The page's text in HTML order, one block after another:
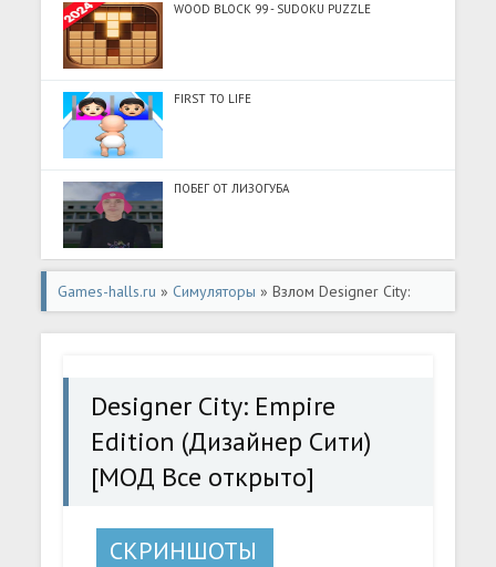
WOOD BLOCK 99 - SUDOKU PUZZLE
FIRST TO LIFE
ПОБЕГ ОТ ЛИЗОГУБА
Games-halls.ru » Симуляторы » Взлом Designer City:
Empire Edition (Дизайнер Сити) [МОД Все открыто] -
Designer City: Empire
Edition (Дизайнер Сити)
[МОД Все открыто]
СКРИНШОТЫ